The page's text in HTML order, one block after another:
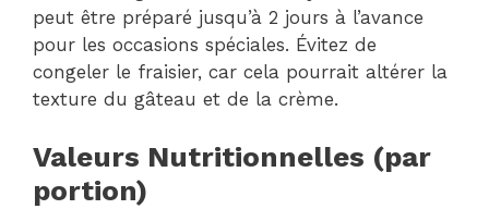
peut être préparé jusqu’à 2 jours à l’avance
pour les occasions spéciales. Évitez de
congeler le fraisier, car cela pourrait altérer la
texture du gâteau et de la crème.
Valeurs Nutritionnelles (par
portion)